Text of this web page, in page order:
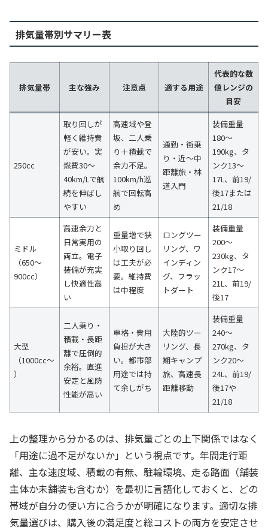
排気量帯別サマリー表
排気量帯 主な強み 注意点 適する用途
代表的な数
値レンジの
目安
250cc
取り回しが
軽く維持費
が安い。実
燃費30〜
40km/Lで航
続を伸ばし
やすい
高速域や登
坂、二人乗
り＋積載で
余力不足。
100km/h巡
航で回転高
め
通勤・街乗
り・近〜中
距離旅・林
道入門
装備重量
180〜
190kg、タ
ンク13〜
17L、前19/
後17または
21/18
ミドル
（650〜
900cc）
高速余力と
日常実用の
両立。電子
装備が充実
し快適性高
い
重量増で狭
小取り回し
は工夫が必
要。維持費
は中程度
ロングツー
リング、ワ
インディン
グ、フラッ
トダート
装備重量
200〜
230kg、タ
ンク17〜
21L、前19/
後17
大型
（1000cc〜
）
二人乗り・
積載・長距
離で圧倒的
余裕。直進
安定と風防
性能が高い
車格・費用
負担が大き
い。都市部
用途では持
て余しがち
大陸的ツー
リング、長
期キャンプ
旅、高速長
距離移動
装備重量
240〜
270kg、タ
ンク20〜
24L、前19/
後17や
21/18
上の整理から分かるのは、排気量ごとの上下関係ではなく
「用途に過不足がないか」という視点です。年間走行距
離、主な速度域、積載の有無、駐輪環境、走る路面（舗装
主体か未舗装も含むか）を最初に言語化しておくと、どの
帯域が自分の使い方に合うかが明確になります。適切な排
気量選びは、購入後の満足度と総コストの両方を安定させ